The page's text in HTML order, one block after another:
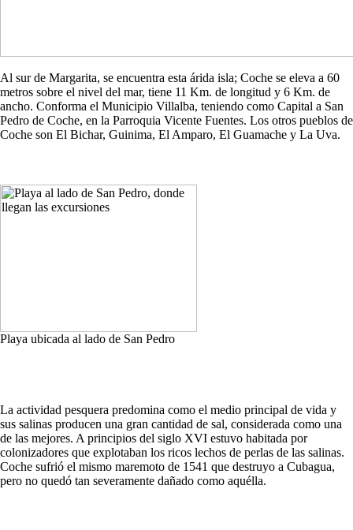
Al sur de Margarita, se encuentra esta árida isla; Coche se eleva a 60
metros sobre el nivel del mar, tiene 11 Km. de longitud y 6 Km. de
ancho. Conforma el Municipio Villalba, teniendo como Capital a San
Pedro de Coche, en la Parroquia Vicente Fuentes. Los otros pueblos de
Coche son El Bichar, Guinima, El Amparo, El Guamache y La Uva.
Playa ubicada al lado de San Pedro
La actividad pesquera predomina como el medio principal de vida y
sus salinas producen una gran cantidad de sal, considerada como una
de las mejores. A principios del siglo XVI estuvo habitada por
colonizadores que explotaban los ricos lechos de perlas de las salinas.
Coche sufrió el mismo maremoto de 1541 que destruyo a Cubagua,
pero no quedó tan severamente dañado como aquélla.